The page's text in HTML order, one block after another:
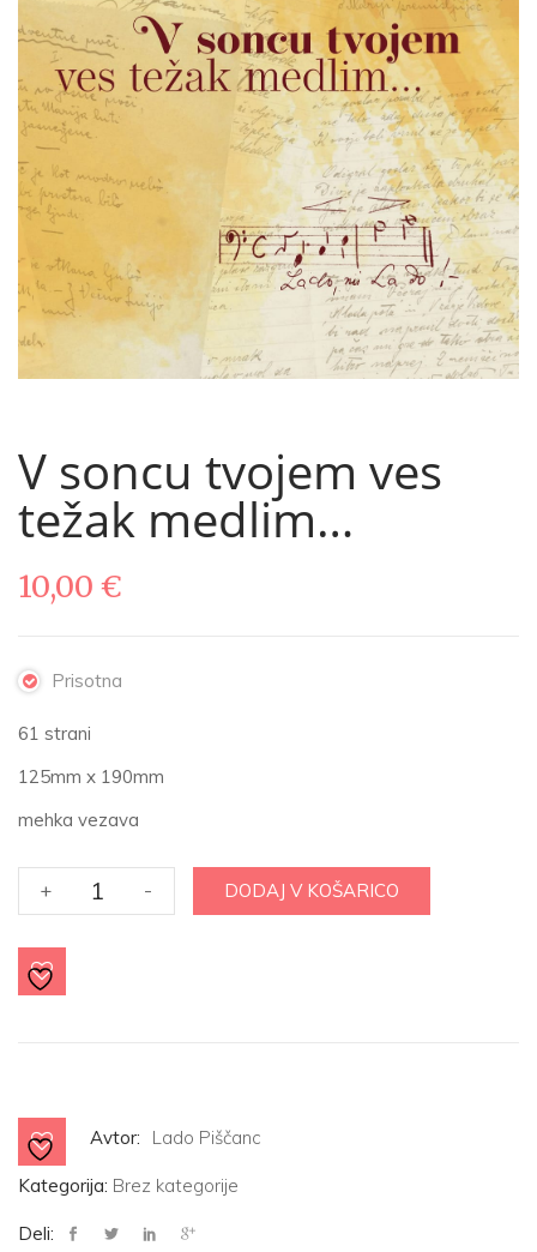
V soncu tvojem ves
težak medlim…
10,00 €
Prisotna
61 strani
125mm x 190mm
mehka vezava
+
soncu
- DODAJ V KOŠARICO
Avtor: Lado Piščanc
Kategorija: Brez kategorije
Deli: